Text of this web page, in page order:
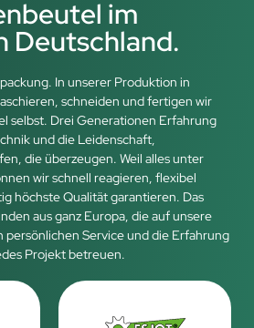
im
Deutschland.
In unserer Produktion in
schneiden und fertigen wir
selbst. Drei Generationen Erfahrung
und die Leidenschaft,
die überzeugen. Weil alles unter
wir schnell reagieren, flexibel
höchste Qualität garantieren. Das
aus ganz Europa, die auf unsere
persönlichen Service und die Erfahrung
Projekt betreuen.